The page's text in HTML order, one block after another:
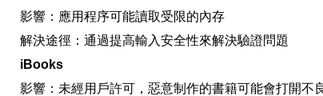
影響：應用程序可能讀取受限的內存
解決途徑：通過提高輸入安全性來解決驗證問題
iBooks
影響：未經用戶許可，惡意制作的書籍可能會打開不